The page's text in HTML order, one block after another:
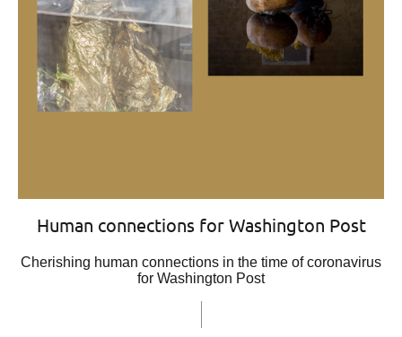
Human connections for Washington Post
Cherishing human connections in the time of coronavirus
for Washington Post